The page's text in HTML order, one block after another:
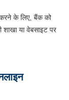
के लिए, बैंक को
या वेबसाइट पर